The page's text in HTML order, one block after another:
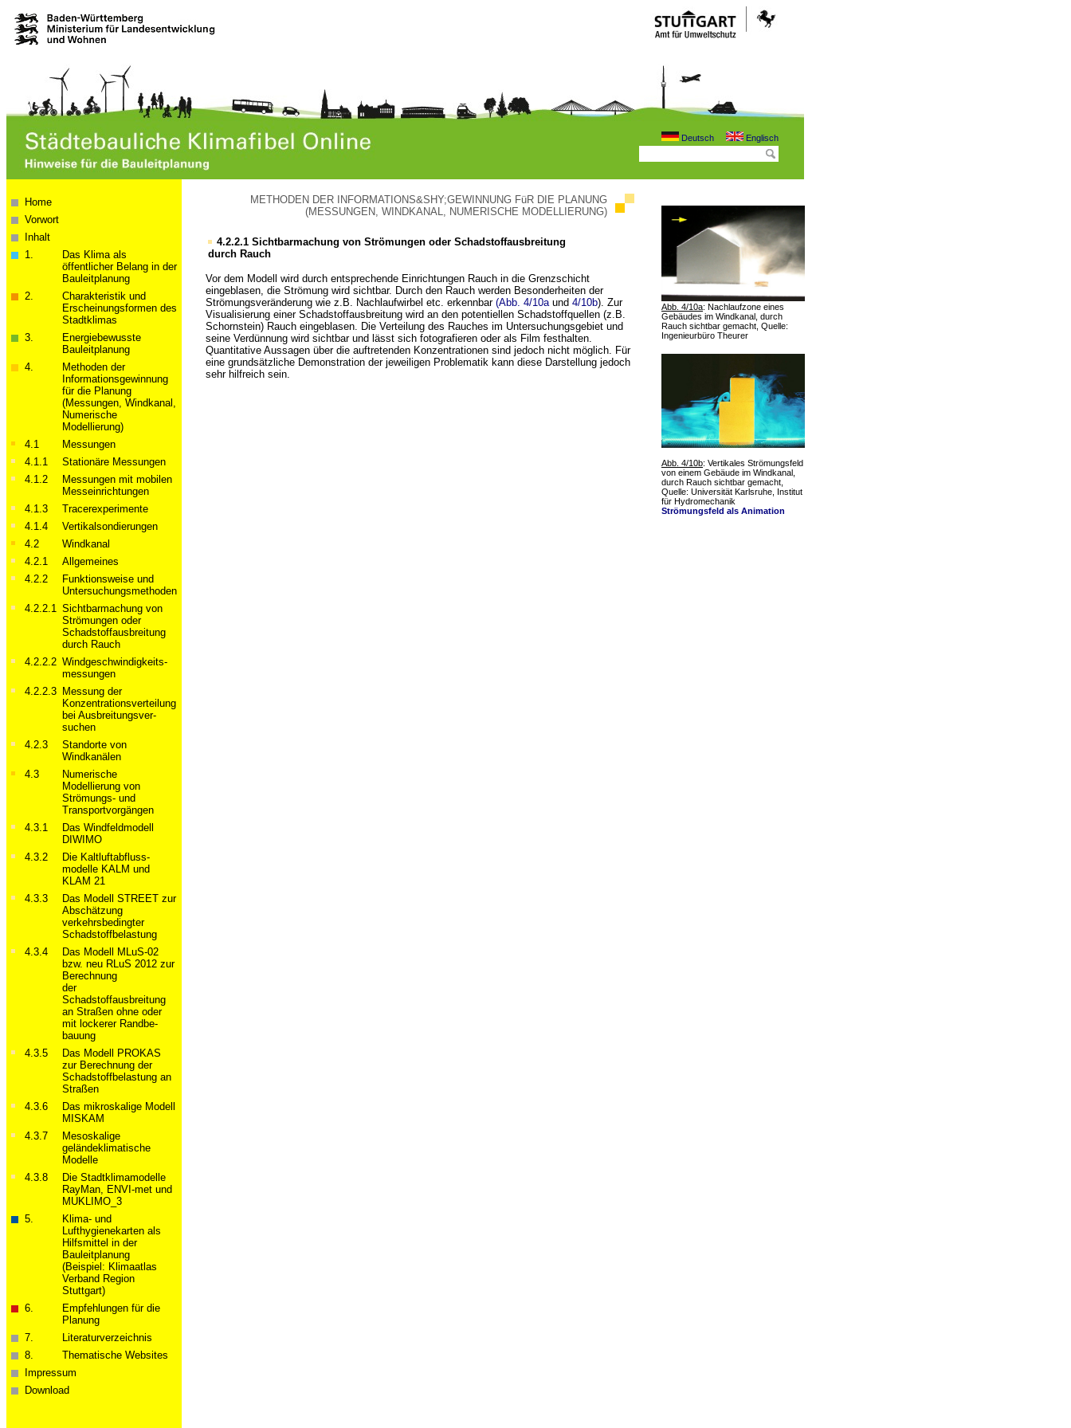
Deutsch Englisch
Home
Vorwort
Inhalt
1.
Das Klima als
öffentlicher Belang in der
Bau­­leit­­planung
2.
Charakteristik und
Erscheinungsformen des
Stadtklimas
3.
Energiebewusste
Bauleitplanung
4.
Methoden der
Informations­­­gewinnung
für die Planung
(Messungen, Windkanal,
Numerische
Modellierung)
4.1
Messungen
4.1.1
Stationäre Messungen
4.1.2
Messungen mit mobilen
Messeinrichtungen
4.1.3
Tracerexperimente
4.1.4
Vertikalsondierungen
4.2
Windkanal
4.2.1
Allgemeines
4.2.2
Funktionsweise und
Unter­suchungs­methoden
4.2.2.1 Sichtbarmachung von
Strömungen oder
Schadstoffausbreitung
durch Rauch
4.2.2.2 Wind­geschwindig­keits­­
messungen
4.2.2.3 Messung der
Konzentrationsverteilung
bei Ausbreitungs­ver­
suchen
4.2.3
Standorte von
Windkanälen
4.3
Numerische
Modellierung von
Strömungs- und
Transportvorgängen
4.3.1
Das Windfeldmodell
DIWIMO
4.3.2
Die Kaltluft­abfluss­
modelle KALM und
KLAM 21
4.3.3
Das Modell STREET zur
Abschätzung
verkehrsbedingter
Schadstoffbelastung
4.3.4
Das Modell MLuS-02
bzw. neu RLuS 2012 zur
Berechnung
der
Schadstoffausbreitung
an Straßen ohne oder
mit lockerer Randbe­
bauung
4.3.5
Das Modell PROKAS
zur Berechnung der
Schadstoffbelastung an
Straßen
4.3.6
Das mikroskalige Modell
MISKAM
4.3.7
Mesoskalige
geländeklimatische
Modelle
4.3.8
Die Stadtklimamodelle
RayMan, ENVI-met und
MUKLIMO_3
5.
Klima- und
Lufthygienekarten als
Hilfsmittel in der
Bauleitplanung
(Beispiel: Klimaatlas
Verband Region
Stuttgart)
6.
Empfehlungen für die
Planung
7.
Literaturverzeichnis
8.
Thematische Websites
Impressum
Download
METHODEN DER INFORMATIONS­­&SHY;GEWINNUNG FüR DIE PLANUNG
(MESSUNGEN, WINDKANAL, NUMERISCHE MODELLIERUNG)
4.2.2.1 Sichtbarmachung von Strömungen oder Schadstoffausbreitung
durch Rauch
Vor dem Modell wird durch entsprechende Einrichtungen Rauch in die Grenzschicht
eingeblasen, die Strömung wird sichtbar. Durch den Rauch werden Besonderheiten der
Strömungsveränderung wie z.B. Nachlaufwirbel etc. erkennbar (Abb. 4/10aund 4/10b). Zur
Visualisierung einer Schadstoffausbreitung wird an den potentiellen Schadstoffquellen (z.B.
Schornstein) Rauch eingeblasen. Die Verteilung des Rauches im Untersuchungsgebiet und
seine Verdünnung wird sichtbar und lässt sich fotografieren oder als Film festhalten.
Quantitative Aussagen über die auftretenden Konzentrationen sind jedoch nicht möglich. Für
eine grundsätzliche Demonstration der jeweiligen Problematik kann diese Darstellung jedoch
sehr hilfreich sein.
Abb. 4/10a: Nachlaufzone eines
Gebäudes im Windkanal, durch
Rauch sichtbar gemacht, Quelle:
Ingenieurbüro Theurer
Abb. 4/10b: Vertikales Strömungsfeld
von einem Gebäude im Windkanal,
durch Rauch sichtbar gemacht,
Quelle: Universität Karlsruhe, Institut
für Hydromechanik
Strömungsfeld als Animation